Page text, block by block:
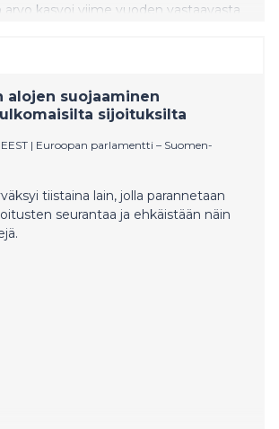
kasvoi viime vuoden vastaavasta
verran vuosineljännesten välillä,
havaitaan pidempiaikaisiakin trendejä.
alojen suojaaminen
sijoituksilta
| Euroopan parlamentti – Suomen-
tiistaina lain, jolla parannetaan
seurantaa ja ehkäistään näin